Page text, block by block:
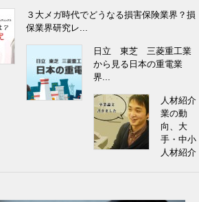
３大メガ時代でどうなる損害保険業界？損
保業界研究レ...
日立 東芝 三菱重工業
から見る日本の重電業
界...
人材紹介
業の動
向、大
手・中小
人材紹介